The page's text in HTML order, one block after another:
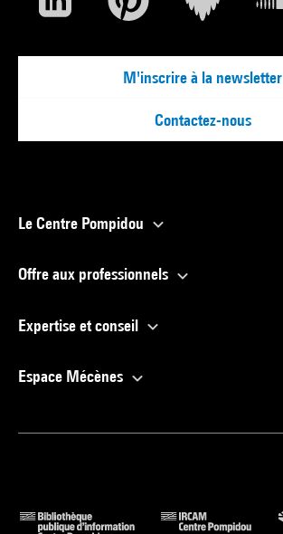
M'inscrire à la newsletter
Contactez-nous
Le Centre Pompidou
Offre aux professionnels
Expertise et conseil
Espace Mécènes